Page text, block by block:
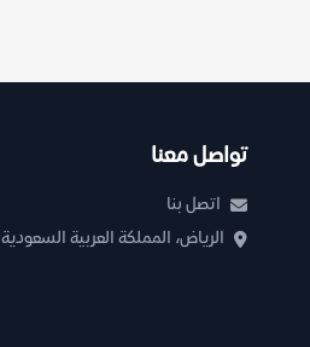
تواصل معنا
اتصل بنا
الرياض، المملكة العربية السعودية